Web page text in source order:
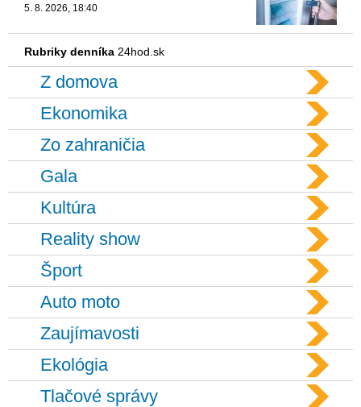
5. 8. 2026, 18:40
Rubriky denníka 24hod.sk
Z domova
Ekonomika
Zo zahraničia
Gala
Kultúra
Reality show
Šport
Auto moto
Zaujímavosti
Ekológia
Tlačové správy